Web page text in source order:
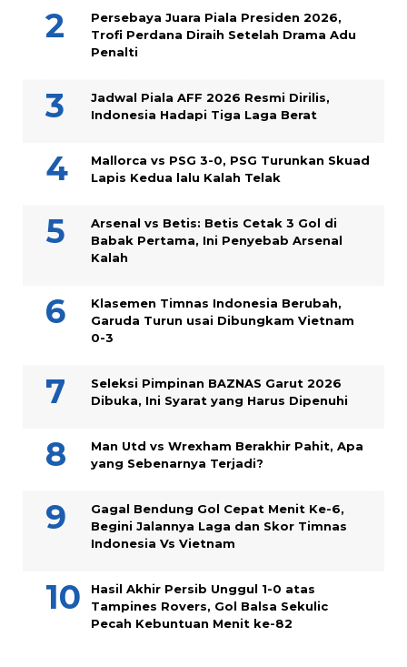
Persebaya Juara Piala Presiden 2026,
Trofi Perdana Diraih Setelah Drama Adu
Penalti
Jadwal Piala AFF 2026 Resmi Dirilis,
Indonesia Hadapi Tiga Laga Berat
Mallorca vs PSG 3-0, PSG Turunkan Skuad
Lapis Kedua lalu Kalah Telak
Arsenal vs Betis: Betis Cetak 3 Gol di
Babak Pertama, Ini Penyebab Arsenal
Kalah
Klasemen Timnas Indonesia Berubah,
Garuda Turun usai Dibungkam Vietnam
0-3
Seleksi Pimpinan BAZNAS Garut 2026
Dibuka, Ini Syarat yang Harus Dipenuhi
Man Utd vs Wrexham Berakhir Pahit, Apa
yang Sebenarnya Terjadi?
Gagal Bendung Gol Cepat Menit Ke-6,
Begini Jalannya Laga dan Skor Timnas
Indonesia Vs Vietnam
Hasil Akhir Persib Unggul 1-0 atas
Tampines Rovers, Gol Balsa Sekulic
Pecah Kebuntuan Menit ke-82